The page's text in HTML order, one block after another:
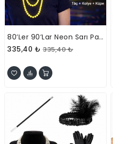
80’ler 90’lar Neon Sarı Parti Seti – Kolye Küpe Taç
335,40 ₺ 335,40 ₺